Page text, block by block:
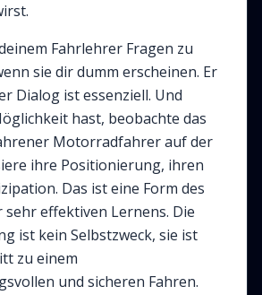
Fahrlehrer Fragen zu
sie dir dumm erscheinen. Er
Dialog ist essenziell. Und
hast, beobachte das
Motorradfahrer auf der
ihre Positionierung, ihren
Das ist eine Form des
sehr effektiven Lernens. Die
ist kein Selbstzweck, sie ist
zu einem
und sicheren Fahren.